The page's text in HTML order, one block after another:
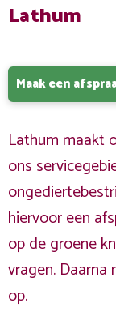
Lathum
Maak een
Lathum maakt
ons
hiervoor een
op de groene
vragen.
op.